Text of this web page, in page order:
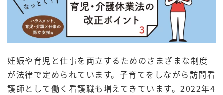
妊娠や育児と仕事を両立するためのさまざまな制度
が法律で定められています。子育てをしながら訪問看
護師として働く看護職も増えてきています。2022年4